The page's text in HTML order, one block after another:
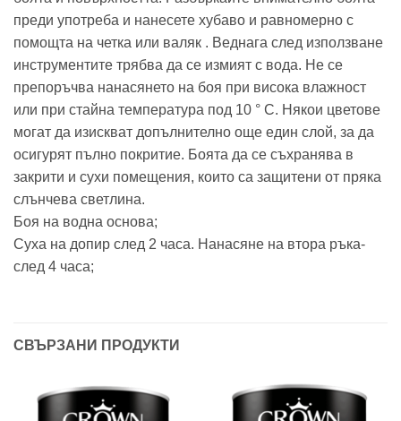
преди употреба и нанесете хубаво и равномерно с
помощта на четка или валяк . Веднага след използване
инструментите трябва да се измият с вода. Не се
препоръчва нанасянето на боя при висока влажност
или при стайна температура под 10 ° C. Някои цветове
могат да изискват допълнително още един слой, за да
осигурят пълно покритие. Боята да се съхранява в
закрити и сухи помещения, които са защитени от пряка
слънчева светлина.
Боя на водна основа;
Суха на допир след 2 часа. Нанасяне на втора ръка-
след 4 часа;
СВЪРЗАНИ ПРОДУКТИ